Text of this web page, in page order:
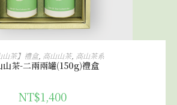
加入購物車
山茶】禮盒, 高山山茶, 高山茶系
山茶-二兩兩罐(150g)禮盒
NT$1,400